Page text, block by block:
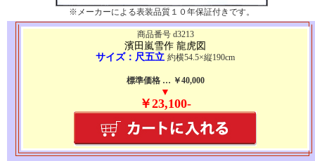
※メーカーによる表装品質１０年保証付きです。
商品番号 d3213
濱田嵐雪作 龍虎図
サイズ：尺五立 約横54.5×縦190cm
標準価格 … ￥40,000
▼
￥23,100-